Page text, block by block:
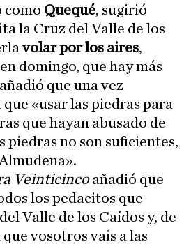
como Quequé, sugirió
la Cruz del Valle de los
volar por los aires,
domingo, que hay más
que una vez
«usar las piedras para
que hayan abusado de
piedras no son suficientes,
Veinticincoañadió que
los pedacitos que
Valle de los Caídos y, de
vosotros vais a las